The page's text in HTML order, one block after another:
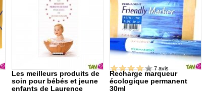
Les meilleurs produits de
soin pour bébés et jeune
enfants de Laurence
Recharge marqueur
écologique permanent
30ml
7 avis